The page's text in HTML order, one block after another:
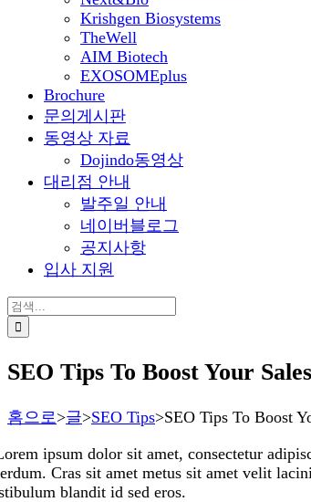
Krishgen Biosystems
TheWell
AIM Biotech
EXOSOMEplus
Brochure
문의게시판
동영상 자료
Dojindo동영상
대리점 안내
발주일 안내
네이버블로그
공지사항
입사 지원
검
색:
SEO Tips To Boost Your Sales
홈으로>글>SEO Tips>SEO Tips To Boost
ipsum dolor sit amet, consectetur
Cras sit amet metus sit amet velit
blandit id sed eros.